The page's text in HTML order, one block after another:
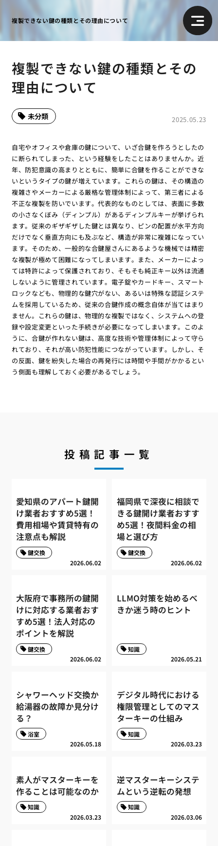
複製できない鍵の種類とその理由について
複製できない鍵の種類とその
理由について
2025.05.23
未分類
自宅やオフィスや倉庫の鍵について、いざ合鍵を作ろうとしたの
に断られてしまった、という経験をしたことはありませんか。近
年、防犯意識の高まりとともに、簡単に合鍵を作ることができな
いというタイプの鍵が増えています。これらの鍵は、その構造の
複雑さやメーカーによる厳格な管理体制によって、第三者による
不正な複製を防いでいます。代表的なものとしては、表面に多数
の小さなくぼみ（ディンプル）があるディンプルキーが挙げられ
ます。従来のギザギザした鍵とは異なり、ピンの配置が水平方向
だけでなく垂直方向にも及ぶなど、構造が非常に複雑になってい
ます。そのため、一般的な合鍵屋さんにあるような機械では精密
な複製が極めて困難になってしまいます。また、メーカーによっ
ては特許によって保護されており、そもそも純正キー以外は流通
しないように管理されています。電子錠やカードキー、スマート
ロックなども、物理的な鍵穴がない、あるいは特殊な認証システ
ムを採用しているため、従来の合鍵作成の概念自体が当てはまり
ません。これらの鍵は、物理的な複製ではなく、システムへの登
録や設定変更といった手続きが必要になってしまいます。このよ
うに、合鍵が作れない鍵は、高度な技術や管理体制によって守ら
れており、それが高い防犯性能につながっています。しかし、そ
の反面、鍵を紛失した場合の再発行には時間や手間がかかるとい
う側面も理解しておく必要があるでしょう。
投稿記事一覧
愛知県のアパート鍵開
け業者おすすめ5選！
費用相場や賃貸特有の
注意点も解説
2026.06.02
鍵交換
福岡県で深夜に相談で
きる鍵開け業者おすす
め5選！夜間料金の相
場と選び方
2026.06.02
鍵交換
大阪府で事務所の鍵開
けに対応する業者おす
すめ5選！法人対応の
ポイントを解説
2026.06.02
鍵交換
LLMO対策を始めるべ
きか迷う時のヒント
2026.05.21
知識
シャワーヘッド交換か
給湯器の故障か見分け
る？
2026.05.18
浴室
デジタル時代における
権限管理としてのマス
ターキーの仕組み
2026.03.23
知識
素人がマスターキーを
作ることは可能なのか
2026.03.23
知識
逆マスターキーシステ
ムという逆転の発想
2026.03.06
知識